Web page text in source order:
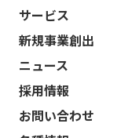
サービス
新規事業創出
ニュース
採用情報
お問い合わせ